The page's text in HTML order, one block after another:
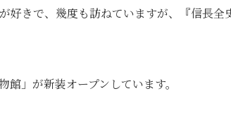
好きで、幾度も訪ねていますが、『信長全
」が新装オープンしています。